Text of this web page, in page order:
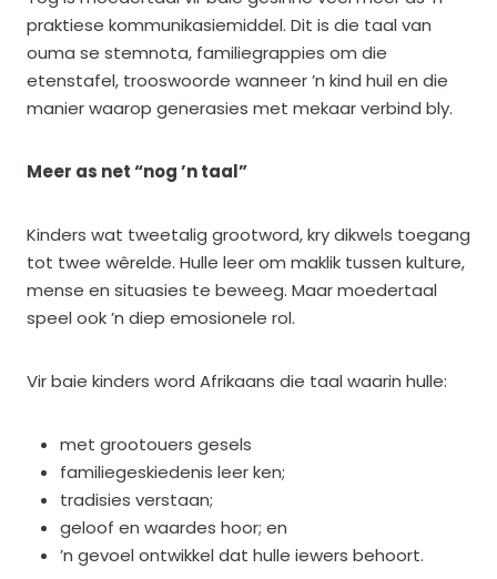
praktiese kommunikasiemiddel. Dit is die taal van
ouma se stemnota, familiegrappies om die
etenstafel, trooswoorde wanneer ’n kind huil en die
manier waarop generasies met mekaar verbind bly.
Meer as net “nog ’n taal”
Kinders wat tweetalig grootword, kry dikwels toegang
tot twee wêrelde. Hulle leer om maklik tussen kulture,
mense en situasies te beweeg. Maar moedertaal
speel ook ’n diep emosionele rol.
Vir baie kinders word Afrikaans die taal waarin hulle:
met grootouers gesels
familiegeskiedenis leer ken;
tradisies verstaan;
geloof en waardes hoor; en
’n gevoel ontwikkel dat hulle iewers behoort.